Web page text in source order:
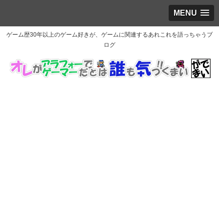
MENU
ゲーム歴30年以上のゲーム好きが、ゲームに関連するあれこれを語っちゃうブ
ログ